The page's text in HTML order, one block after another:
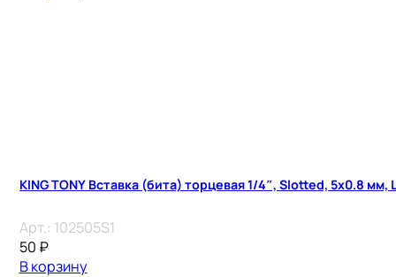
KING TONY Вставка (бита) торцевая 1/4″, Slotted, 5х0.8 мм,
Арт.: 102505S1
50 ₽
В корзину